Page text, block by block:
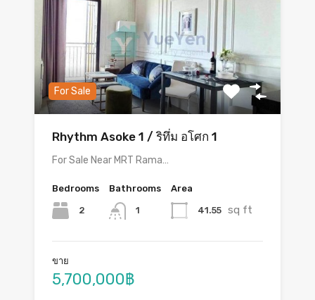
For Sale
Rhythm Asoke 1 / ริทึ่ม อโศก 1
For Sale Near MRT Rama…
Bedrooms
2
Bathrooms
1
Area
41.55 sq ft
ขาย
5,700,000฿